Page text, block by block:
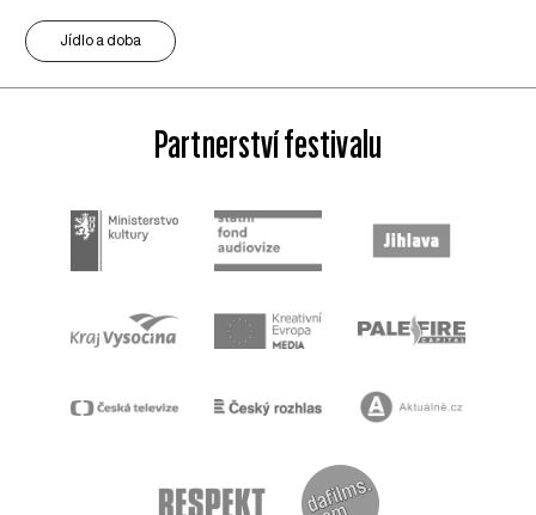
Jídlo a doba
Partnerství festivalu